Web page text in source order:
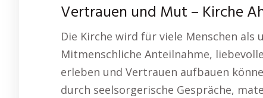
Vertrauen und Mut – Kirche
Die Kirche wird für viele Menschen
Mitmenschliche Anteilnahme,
erleben und Vertrauen aufbauen
durch seelsorgerische Gespräche,